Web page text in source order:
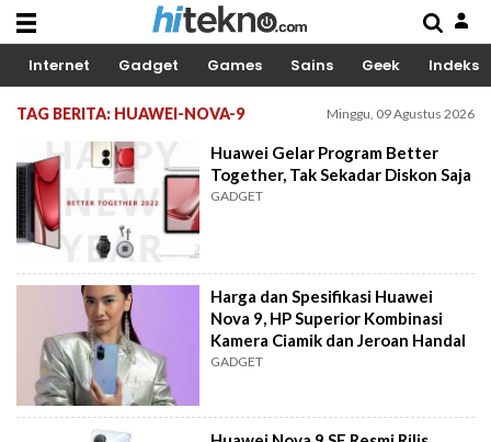
Internet Gadget Games Sains Geek Indeks
TAG BERITA: HUAWEI-NOVA-9 Minggu, 09 Agustus 2026
Huawei Gelar Program Better
Together, Tak Sekadar Diskon Saja
GADGET
Harga dan Spesifikasi Huawei
Nova 9, HP Superior Kombinasi
Kamera Ciamik dan Jeroan Handal
GADGET